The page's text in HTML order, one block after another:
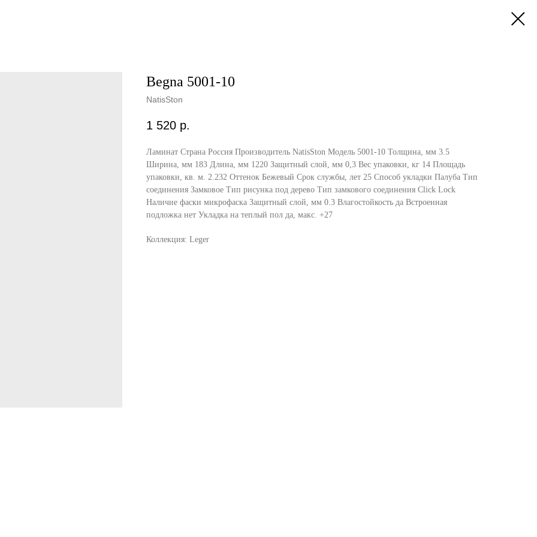
Begna 5001-10
NatisSton
1 520 р.
Ламинат Страна Россия Производитель NatisSton Модель 5001-10 Толщина, мм 3.5
Ширина, мм 183 Длина, мм 1220 Защитный слой, мм 0,3 Вес упаковки, кг 14 Площадь
упаковки, кв. м. 2.232 Оттенок Бежевый Срок службы, лет 25 Способ укладки Палуба Тип
соединения Замковое Тип рисунка под дерево Тип замкового соединения Click Lock
Наличие фаски микрофаска Защитный слой, мм 0.3 Влагостойкость да Встроенная
подложка нет Укладка на теплый пол да, макс. +27
Коллекция: Leger